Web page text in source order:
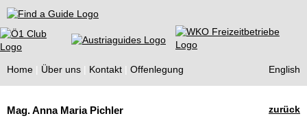
Find a Guide
Home Über uns Kontakt Offenlegung English
Guides
zurück
Mag. Anna Maria Pichler